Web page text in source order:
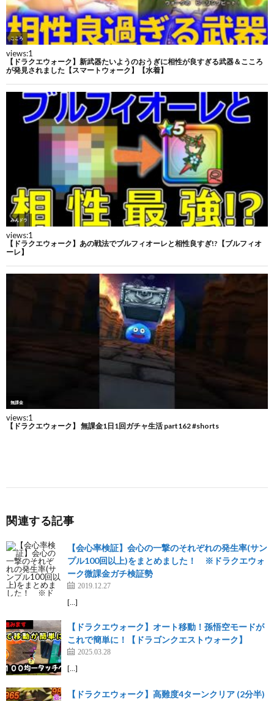
関連する記事
【会心率検証】会心の一撃のそれぞれの発生率(サン
プル100回以上)をまとめました！ ※ドラクエウォ
ーク微課金ガチ検証勢
2019.12.27
[…]
【ドラクエウォーク】オート移動！孫悟空モードが
これで簡単に！【ドラゴンクエストウォーク】
2025.03.28
[…]
【ドラクエウォーク】高難度4ターンクリア (2分半)